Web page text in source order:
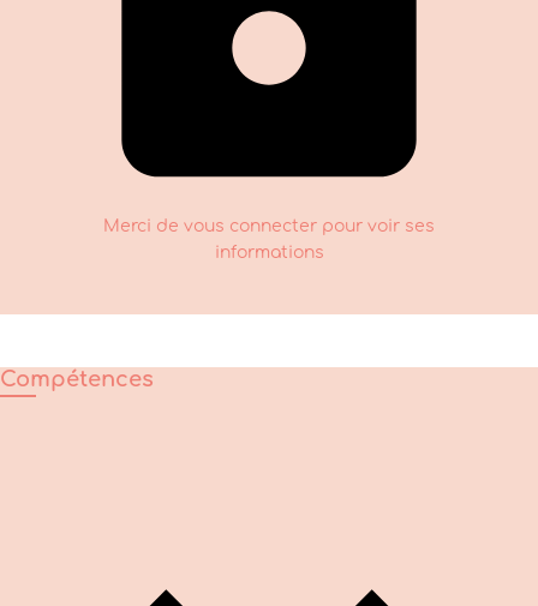
Merci de vous connecter pour voir ses
informations
Compétences